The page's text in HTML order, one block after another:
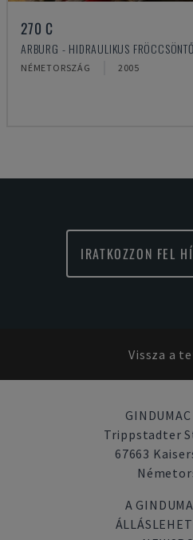
270 C
ARBURG - HIDRAULIKUS
NÉMETORSZÁG 2005
IRATKOZZON FEL
Vissza a
Trippstadter
67663
A